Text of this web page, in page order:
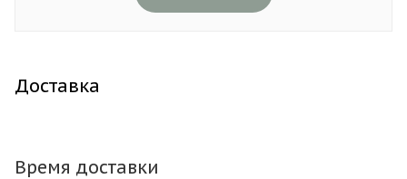
Доставка
Время доставки